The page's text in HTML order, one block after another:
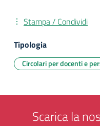
Stampa / Condividi
Tipologia
Circolari per docenti e
Scarica la